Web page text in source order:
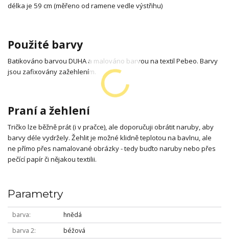
délka je 59 cm (měřeno od ramene vedle výstřihu)
Použité barvy
Batikováno barvou DUHA a malováno barvou na textil Pebeo. Barvy
jsou zafixovány zažehlením.
Praní a žehlení
Tričko lze běžně prát (i v pračce), ale doporučuji obrátit naruby, aby
barvy déle vydržely. Žehlit je možné klidně teplotou na bavlnu, ale
ne přímo přes namalované obrázky - tedy buďto naruby nebo přes
pečící papír či nějakou textilii.
Parametry
barva
hnědá
barva 2
béžová